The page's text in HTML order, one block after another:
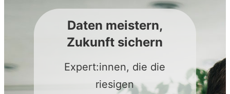
Daten meistern,
Zukunft sichern
Expert:innen, die die
riesigen